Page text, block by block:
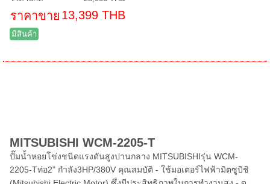
ราคาขาย 13,399 THB
มีสินค้า
MITSUBISHI WCM-2205-T
ปั๊มน้ำหอยโข่งชนิดแรงดันสูงปานกลาง MITSUBISHIรุ่น WCM-
2205-Tท่อ2" กำลัง3HP/380V คุณสมบัติ - ใช้มอเตอร์ไฟฟ้ามิตซูบิชิ